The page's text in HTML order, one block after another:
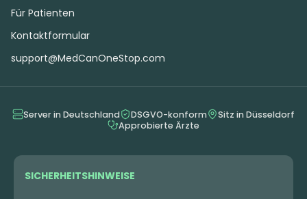
Für Patienten
Kontaktformular
support@MedCanOneStop.com
Server in Deutschland DSGVO-konform
Sitz in Düsseldorf
Approbierte Ärzte
SICHERHEITSHINWEISE